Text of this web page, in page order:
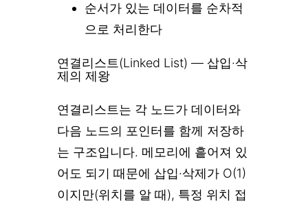
순서가 있는 데이터를 순차적
으로 처리한다
연결리스트(Linked List) — 삽입·삭
제의 제왕
연결리스트는 각 노드가 데이터와
다음 노드의 포인터를 함께 저장하
는 구조입니다. 메모리에 흩어져 있
어도 되기 때문에 삽입·삭제가 O(1)
이지만(위치를 알 때), 특정 위치 접